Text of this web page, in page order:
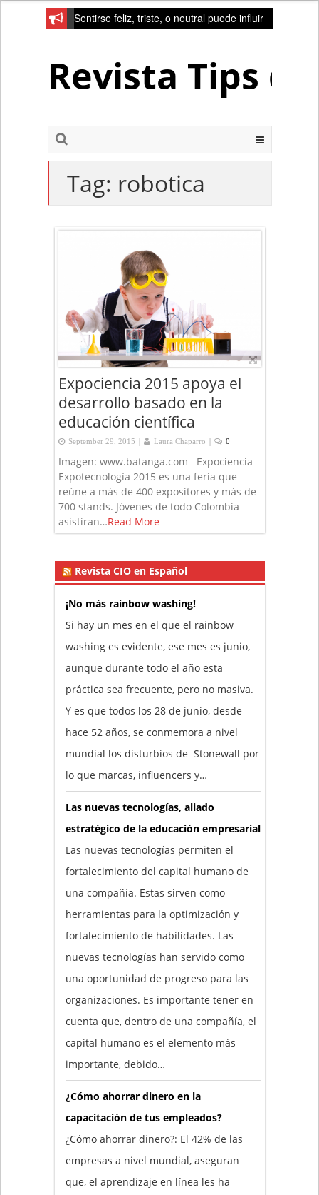
Sentirse feliz, triste, o neutral puede influir
Revista Tips
Tag: robotica
Expociencia 2015 apoya el
desarrollo basado en la
educación científica
September 29, 2015 | Laura Chaparro | 0
Imagen: www.batanga.com Expociencia
Expotecnología 2015 es una feria que
reúne a más de 400 expositores y más de
700 stands. Jóvenes de todo Colombia
asistiran…Read More
Revista CIO en Español
¡No más rainbow washing!
Si hay un mes en el que el rainbow
washing es evidente, ese mes es junio,
aunque durante todo el año esta
práctica sea frecuente, pero no masiva.
Y es que todos los 28 de junio, desde
hace 52 años, se conmemora a nivel
mundial los disturbios de Stonewall por
lo que marcas, influencers y…
Las nuevas tecnologías, aliado
estratégico de la educación empresarial
Las nuevas tecnologías permiten el
fortalecimiento del capital humano de
una compañía. Estas sirven como
herramientas para la optimización y
fortalecimiento de habilidades. Las
nuevas tecnologías han servido como
una oportunidad de progreso para las
organizaciones. Es importante tener en
cuenta que, dentro de una compañía, el
capital humano es el elemento más
importante, debido…
¿Cómo ahorrar dinero en la
capacitación de tus empleados?
¿Cómo ahorrar dinero?: El 42% de las
empresas a nivel mundial, aseguran
que, el aprendizaje en línea les ha